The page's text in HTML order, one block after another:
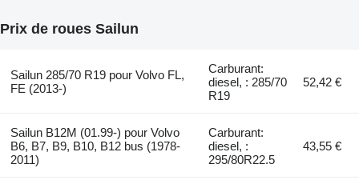
Prix de roues Sailun
Sailun 285/70 R19 pour Volvo FL,
FE (2013-)
Carburant:
diesel, : 285/70
R19
52,42 €
Sailun B12M (01.99-) pour Volvo
B6, B7, B9, B10, B12 bus (1978-
2011)
Carburant:
diesel, :
295/80R22.5
43,55 €